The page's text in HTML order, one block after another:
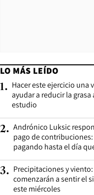
LO MÁS LEÍDO
1. Hacer este ejercicio una
ayudar a reducir la
estudio
2. Andrónico Luksic
pago de contribuciones:
pagando hasta el día
3. Precipitaciones y
comenzarán a sentir el
este miércoles